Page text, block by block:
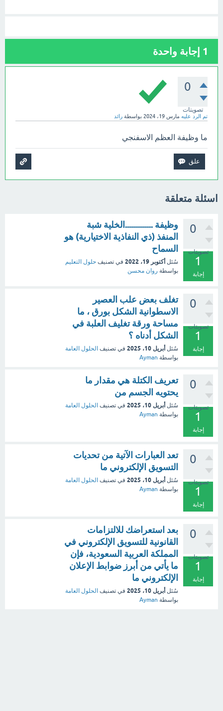
1 إجابة واحدة
0
تصويتات
تم الرد عليه مارس 19، 2024 بواسطة رائد
ما وظيفة العظم الاسفنجي
اسئلة متعلقة
0
تصويتات
1
إجابة
وظيفة ..............الخلية شبة
المنفذ (ذي النفاذية الاختيارية) هو
السماح
سُئل أكتوبر 19، 2022 في تصنيف حلول التعليم
بواسطة روان محسن
0
تصويتات
1
إجابة
تغلف بعض علب العصير
الاسطوانية الشكل بورق ، ما
مساحة ورقة تغليف العلبة في
الشكل أدناه ؟
سُئل أبريل 10، 2025 في تصنيف الحلول العامة
بواسطة Ayman
0
تصويتات
1
إجابة
تعريف الكتلة هي مقدار ما
يحتويه الجسم من
سُئل أبريل 10، 2025 في تصنيف الحلول العامة
بواسطة Ayman
0
تصويتات
1
إجابة
تعد العبارات الآتية من تحديات
التسويق الإلكتروني ما
سُئل أبريل 10، 2025 في تصنيف الحلول العامة
بواسطة Ayman
0
تصويتات
1
إجابة
بعد استعراضك للالتزامات
القانونية للتسويق الإلكتروني في
المملكة العربية السعودية، فإن
ما يأتي من أبرز ضوابط الإعلان
الإلكتروني ما
سُئل أبريل 10، 2025 في تصنيف الحلول العامة
بواسطة Ayman